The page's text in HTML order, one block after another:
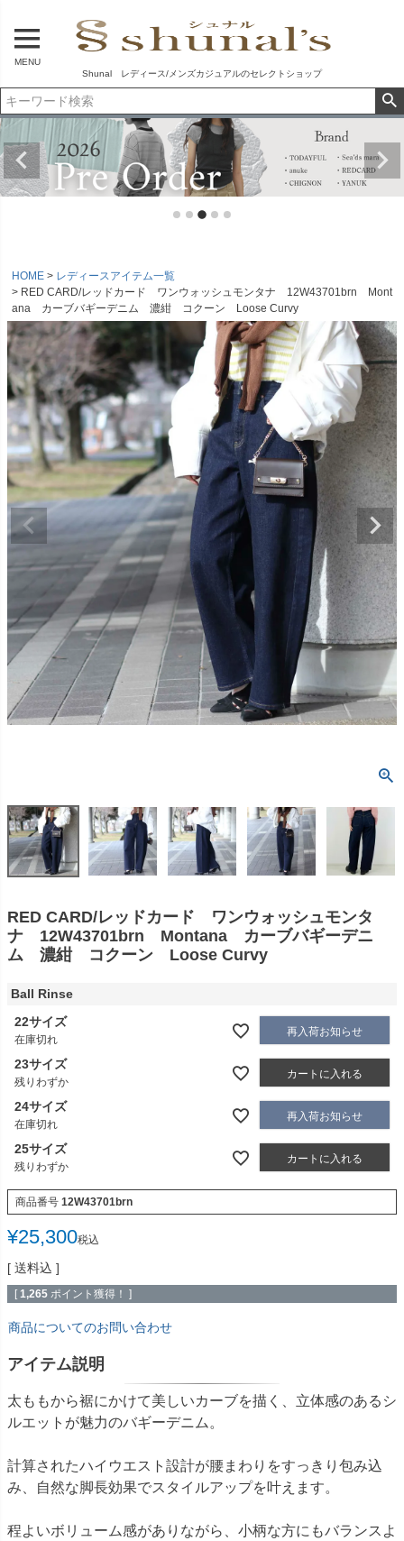
MENU
Shunal レディース/メンズカジュアルのセレクトショップ
HOME
レディースアイテム一覧
RED CARD/レッドカード ワンウォッシュモンタナ 12W43701brn Mont
ana カーブバギーデニム 濃紺 コクーン Loose Curvy
RED CARD/レッドカード ワンウォッシュモンタ
ナ 12W43701brn Montana カーブバギーデニ
ム 濃紺 コクーン Loose Curvy
Ball Rinse
22サイズ
在庫切れ
再入荷お知らせ
23サイズ
残りわずか
カートに入れる
24サイズ
在庫切れ
再入荷お知らせ
25サイズ
残りわずか
カートに入れる
商品番号 12W43701brn
¥25,300税込
送料込
[ 1,265 ポイント獲得！ ]
商品についてのお問い合わせ
アイテム説明
太ももから裾にかけて美しいカーブを描く、立体感のあるシ
ルエットが魅力のバギーデニム。
計算されたハイウエスト設計が腰まわりをすっきり包み込
み、自然な脚長効果でスタイルアップを叶えます。
程よいボリューム感がありながら、小柄な方にもバランスよ